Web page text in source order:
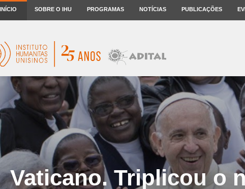
INÍCIO SOBRE O IHU PROGRAMAS NOTÍCIAS PUBLICAÇÕES
Vaticano. Triplicou o